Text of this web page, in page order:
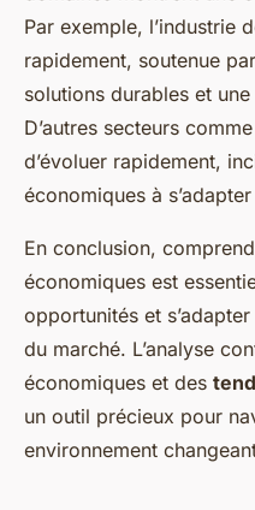
Par exemple, l’industrie
rapidement, soutenue
solutions durables et
D’autres secteurs
d’évoluer rapidement,
économiques à
En conclusion,
économiques est
opportunités et
du marché. L’analyse
économiques et des
un outil précieux pour
environnement